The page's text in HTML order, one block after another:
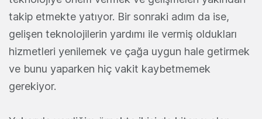
takip etmekte yatıyor. Bir sonraki adım da ise,
gelişen teknolojilerin yardımı ile vermiş oldukları
hizmetleri yenilemek ve çağa uygun hale getirmek
ve bunu yaparken hiç vakit kaybetmemek
gerekiyor.